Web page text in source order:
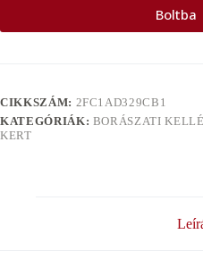
Boltba
CIKKSZÁM: 2FC1AD329CB1
KATEGÓRIÁK: BORÁSZATI
KERT